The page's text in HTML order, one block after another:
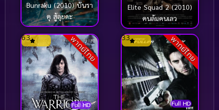
Bunraku (2010) บันรา
คุ สู้ลุยดะ
Elite Squad 2 (2010)
คนล้มคนเลว
พากย์ไทย
Full HD
6.3 พากย์ไทย
Full HD
3.3